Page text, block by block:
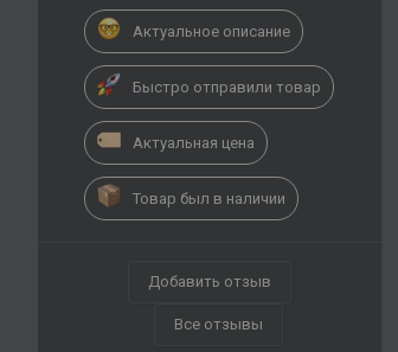
Актуальное описание
Быстро отправили товар
Актуальная цена
Товар был в наличии
Добавить отзыв
Все отзывы